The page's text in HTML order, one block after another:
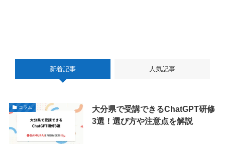
新着記事 人気記事
コラム
大分県で受講できるChatGPT研修
3選！選び方や注意点を解説